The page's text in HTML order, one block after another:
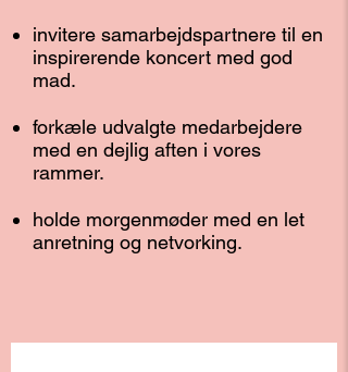
invitere samarbejdspartnere til en
inspirerende koncert med god
mad.
forkæle udvalgte medarbejdere
med en dejlig aften i vores
rammer.
holde morgenmøder med en let
anretning og netvorking.